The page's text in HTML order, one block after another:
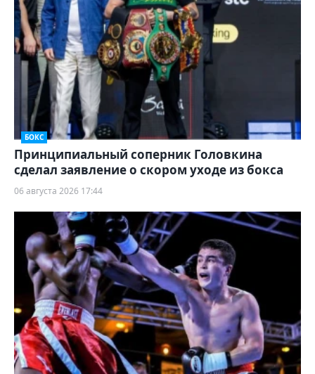
БОКС
Принципиальный соперник Головкина
сделал заявление о скором уходе из бокса
06 августа 2026 17:44